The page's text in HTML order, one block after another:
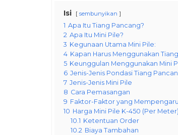
Isi sembunyikan
1 Apa Itu Tiang Pancang?
2 Apa Itu Mini Pile?
3 Kegunaan Utama Mini Pile:
4 Kapan Harus Menggunakan
5 Keunggulan Menggunakan Mini
6 Jenis-Jenis Pondasi Tiang
7 Jenis-Jenis Mini Pile
8 Cara Pemasangan
9 Faktor-Faktor yang
10 Harga Mini Pile K-450 (Per
10.1 Ketentuan Order
10.2 Biaya Tambahan